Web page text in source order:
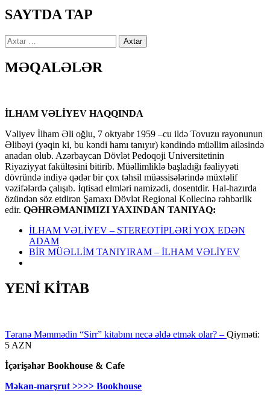
SAYTDA TAP
Axtarış:
MƏQALƏLƏR
İLHAM VƏLİYEV HAQQINDA
Vəliyev İlham Əli oğlu, 7 oktyabr 1959 –cu ildə Tovuzu rayonunun
Əlibəyi (yəqin ki, bu kəndi hamı tanıyır) kəndində müəllim ailəsində
anadan olub. Azərbaycan Dövlət Pedoqoji Universitetinin
Riyaziyyat fakültəsini bitirib. Müəllimliklə başladığı fəaliyyəti
dövründə indiyə qədər bir çox təhsil müəssisələrində müxtəlif
vəzifələrdə çalışıb. İqtisad elmləri namizədi, dosentdir. Hal-hazırda
özündən söz etdirən Şamaxı Dövlət Regional Kollecinə rəhbərlik
edir. QƏHRƏMANIMIZI YAXINDAN TANIYAQ:
İLHAM VƏLİYEV – STEREOTİPLƏRİ YOX EDƏN
ADAM
BİR MÜƏLLİM TANIYIRAM – İLHAM VƏLİYEV
YENİ KİTAB
Təranə Məmmədin “Sirr” kitabını necə əldə etmək olar? – Qiyməti:
5 AZN
İçərişəhər Bookhouse & Cafe
Məkan-marşrut >>>> Bookhouse